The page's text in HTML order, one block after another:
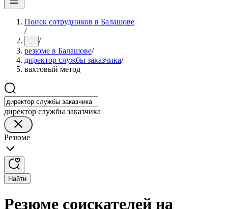
Поиск сотрудников в Балашове
/
... /
резюме в Балашове/
директор службы заказчика/
вахтовый метод
директор службы заказчика
Резюме
Найти
Резюме соискателей на